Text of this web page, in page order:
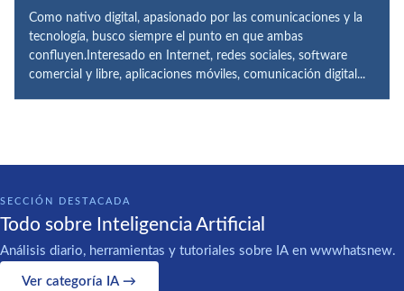
Como nativo digital, apasionado por las comunicaciones y la
tecnología, busco siempre el punto en que ambas
confluyen.Interesado en Internet, redes sociales, software
comercial y libre, aplicaciones móviles, comunicación digital...
SECCIÓN DESTACADA
Todo sobre Inteligencia Artificial
Análisis diario, herramientas y tutoriales sobre IA en wwwhatsnew.
Ver categoría IA →